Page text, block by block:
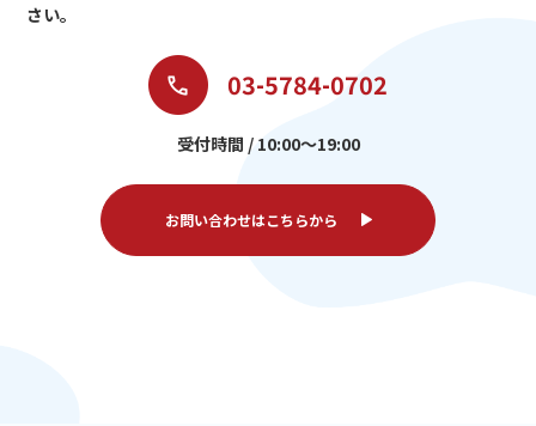
さい。
03-5784-0702
受付時間 / 10:00～19:00
お問い合わせはこちらから